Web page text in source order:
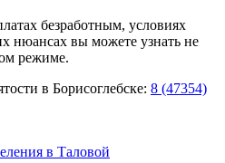
безработным, условиях
нюансах вы можете узнать не
режиме.
в Борисоглебске: 8 (47354)
в Таловой